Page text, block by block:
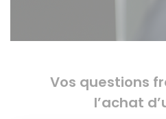
Vos questions
l’achat